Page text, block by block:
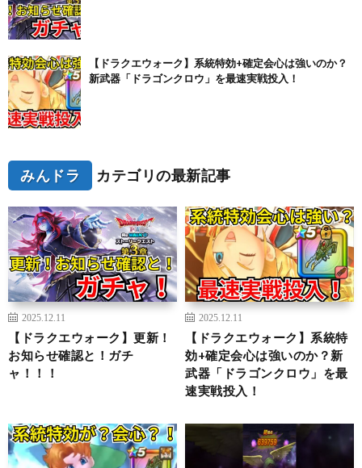
【ドラクエウォーク】系統特効+確定会心は強いのか？
新武器「ドラゴンクロウ」を最速実戦投入！
みんドラ カテゴリの最新記事
2025.12.11
【ドラクエウォーク】更新！
お知らせ確認と！ガチ
ャ！！！
2025.12.11
【ドラクエウォーク】系統特
効+確定会心は強いのか？新
武器「ドラゴンクロウ」を最
速実戦投入！